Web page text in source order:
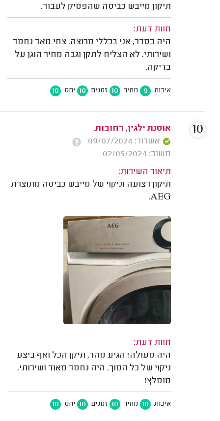
תיקון מייבש כביסה שהפסיק לעבוד.
חוות דעת:
היה בסדר, אני בכללי מרוצה. צחי מאד נחמד
ושירותי. לא הצליח לתקן וגבה מחיר הוגן על
בדיקה.
איכות 9 מחיר 10 זמנים 10 יחס 10
אוסנת ילגין, רחובות.
אשרור: 09/07/2024
משוב: 02/05/2024
תיאור השירות:
תיקון רצועה וניקוי של מייבש כביסה מתוצרת
AEG.
חוות דעת:
היה מעולה! הגיע מהר, תיקן הכל ואף ביצע
ניקוי של כל המוך. היה נחמד מאוד ושירותי.
מומלץ!
איכות 10 מחיר 10 זמנים 10 יחס 10
10